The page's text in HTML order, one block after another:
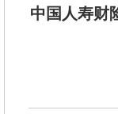
中国人寿财